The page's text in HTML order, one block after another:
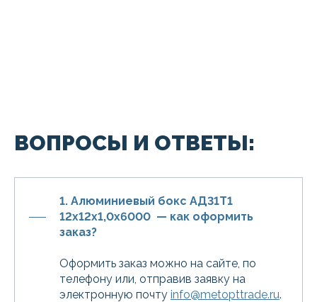
ВОПРОСЫ И ОТВЕТЫ:
1. Алюминиевый бокс АД31Т1
12х12х1,0х6000 — как оформить
заказ?
Оформить заказ можно на сайте, по
телефону или, отправив заявку на
электронную почту info@metopttrade.ru.